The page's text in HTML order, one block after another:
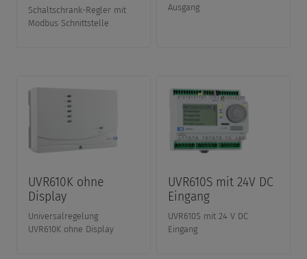
Schaltschrank-Regler mit
Modbus Schnittstelle
Ausgang
UVR610K ohne
Display
Universalregelung
UVR610K ohne Display
UVR610S mit 24V DC
Eingang
UVR610S mit 24 V DC
Eingang